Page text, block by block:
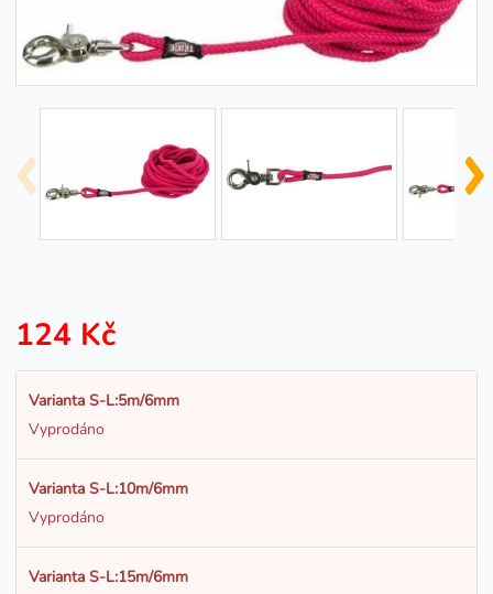
124 Kč
Varianta S-L:5m/6mm
Vyprodáno
Varianta S-L:10m/6mm
Vyprodáno
Varianta S-L:15m/6mm